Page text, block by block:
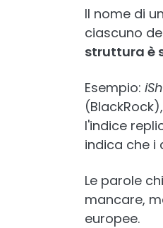
Il nome di
ciascuno
struttura è
Esempio:
l'indice
indica che i
Le parole
mancare,
europee.